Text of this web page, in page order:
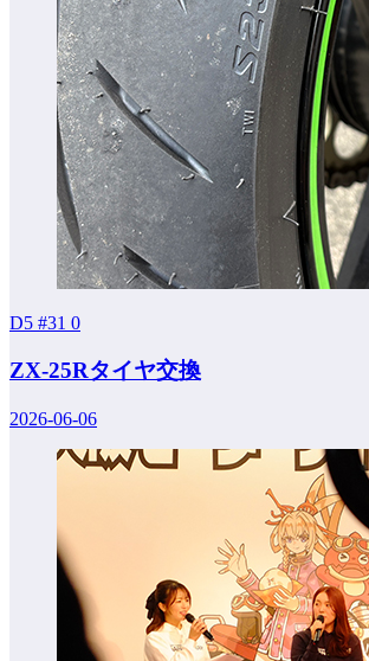
D5 #31 0
ZX-25Rタイヤ交換
2026-06-06